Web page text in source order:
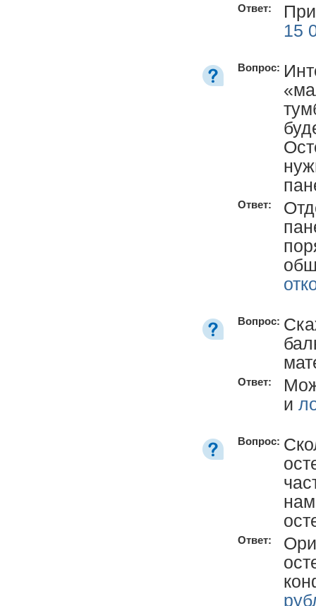
Ответ:
15
Вопрос:
Ответ:
Вопрос:
Ответ:
и
Вопрос:
Ответ: